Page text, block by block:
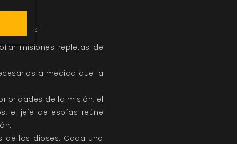
misiones repletas de
a medida que la
de la misión, el
el jefe de espías reúne
de los dioses. Cada uno